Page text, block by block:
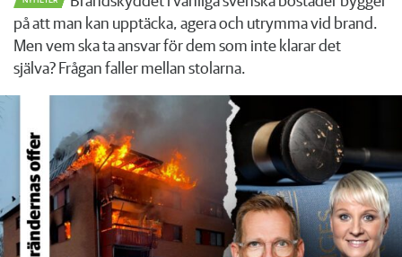
på att man kan upptäcka, agera och utrymma vid brand.
Men vem ska ta ansvar för dem som inte klarar det
själva? ­Frågan faller mellan stolarna.